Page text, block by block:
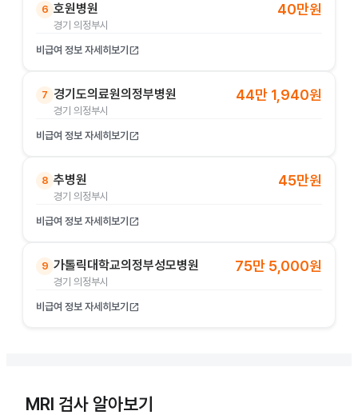
6 호원병원
경기 의정부시
40만원
비급여 정보 자세히보기 open_in_new
7 경기도의료원의정부병원
경기 의정부시
44만 1,940원
비급여 정보 자세히보기 open_in_new
8 추병원
경기 의정부시
45만원
비급여 정보 자세히보기 open_in_new
9 가톨릭대학교의정부성모병원
경기 의정부시
75만 5,000원
비급여 정보 자세히보기 open_in_new
MRI 검사 알아보기